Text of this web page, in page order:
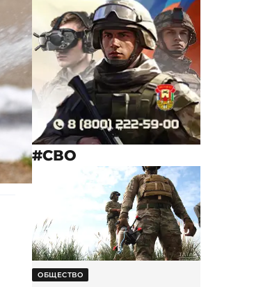
#СВО
ОБЩЕСТВО